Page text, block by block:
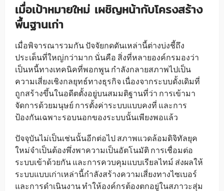
เมื่อเป้าหมายใหม่ เผชิญหน้ากับโครงสร้าง
พื้นฐานเก่า
เมื่อพิจารณารวมกัน ปัจจัยกดดันเหล่านี้ต่างบ่งชี้ถึง
ประเด็นที่ใหญ่กว่ามาก นั่นคือ สิ่งที่หลายองค์กรมองว่า
เป็นหนี้ทางเทคนิคที่พอกพูน กำลังกลายสภาพไปเป็น
ความเสี่ยงเชิงกลยุทธ์ทางธุรกิจ เนื่องจากระบบดั้งเดิมที่
ถูกสร้างขึ้นในอดีตตั้งอยู่บนสมมติฐานที่ว่า การเข้ามา
จัดการด้วยมนุษย์ การตั้งค่าระบบแบบคงที่ และการ
ป้องกันเฉพาะรอบนอกของระบบนั้นเพียงพอแล้ว
ปัจจุบันไม่เป็นเช่นนั้นอีกต่อไป สภาพแวดล้อมดิจิทัลยุค
ใหม่จำเป็นต้องพึ่งพาความเป็นอัตโนมัติ การเชื่อมต่อ
ระบบเข้าด้วยกัน และการควบคุมแบบเรียลไทม์ ส่งผลให้
ระบบแบบเก่าเหล่านี้กำลังสร้างความเสี่ยงทางไซเบอร์
และการดำเนินงาน ทำให้องค์กรต้องตกอยู่ในสภาวะสุ่ม